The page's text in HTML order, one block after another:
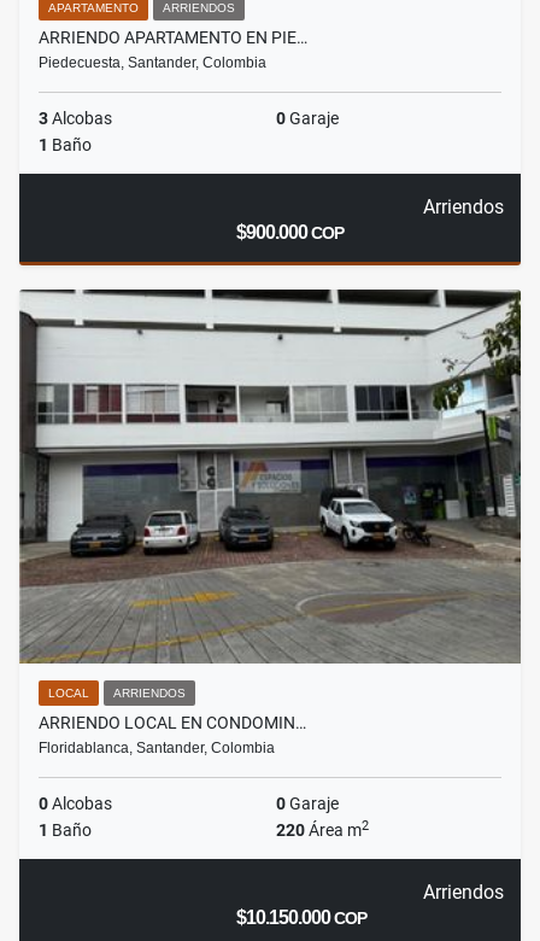
APARTAMENTO ARRIENDOS
ARRIENDO APARTAMENTO EN PIE…
Piedecuesta, Santander, Colombia
3Alcobas 0Garaje
1 Baño
Arriendos
$900.000COP
LOCAL ARRIENDOS
ARRIENDO LOCAL EN CONDOMIN…
Floridablanca, Santander, Colombia
0Alcobas 0Garaje
1 Baño 220Área m2
Arriendos
$10.150.000COP